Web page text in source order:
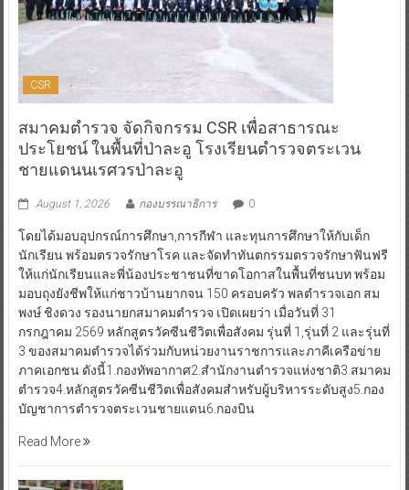
CSR
สมาคมตำรวจ จัดกิจกรรม CSR เพื่อสาธารณะ
ประโยชน์ ในพื้นที่ป่าละอู โรงเรียนตำรวจตระเวน
ชายแดนนเรศวรป่าละอู
August 1, 2026 กองบรรณาธิการ 0
โดยได้มอบอุปกรณ์การศึกษา,การกีฬา และทุนการศึกษาให้กับเด็ก
นักเรียน พร้อมตรวจรักษาโรค และจัดทำทันตกรรมตรวจรักษาฟันฟรี
ให้แก่นักเรียนและพี่น้องประชาชนที่ขาดโอกาสในพื้นที่ชนบท พร้อม
มอบถุงยังชีพให้แก่ชาวบ้านยากจน 150 ครอบครัว พลตำรวจเอก สม
พงษ์ ชิงดวง รองนายกสมาคมตำรวจ เปิดเผยว่า เมื่อวันที่ 31
กรกฎาคม 2569 หลักสูตรวัคซีนชีวิตเพื่อสังคม รุ่นที่ 1,รุ่นที่ 2 และรุ่นที่
3 ของสมาคมตำรวจได้ร่วมกับหน่วยงานราชการและภาคีเครือข่าย
ภาคเอกชน ดังนี้1.กองทัพอากาศ2.สำนักงานตำรวจแห่งชาติ3.สมาคม
ตำรวจ4.หลักสูตรวัคซีนชีวิตเพื่อสังคมสำหรับผู้บริหารระดับสูง5.กอง
บัญชาการตำรวจตระเวนชายแดน6.กองบิน
Read More